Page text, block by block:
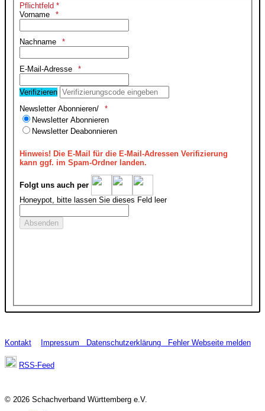
Pflichtfeld *
Vorname
Nachname
E-Mail-Adresse
Verifizieren
Newsletter Abonnieren/
Newsletter Abonnieren
Newsletter Deabonnieren
Hinweis!Die E-Mail für die E-Mail-Adressen Verifizierung
kann ggf. im Spam-Ordner landen.
Folgt uns auch per
Honeypot, bitte lassen Sie dieses Feld leer
Kontakt Impressum Datenschutzerklärung Fehler Webseite melden
RSS-Feed
© 2026 Schachverband Württemberg e.V.